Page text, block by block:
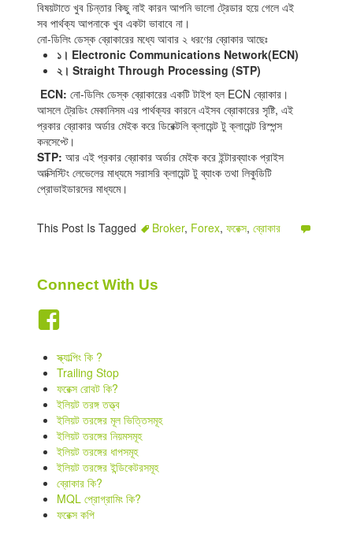
বিষয়টাতে খুব চিন্তার কিছু নাই কারন আপনি ভালো ট্রেডার হয়ে গেলে এই
সব পার্থক্য আপনাকে খুব একটা ভাবাবে না।
নো-ডিলিং ডেস্ক ব্রোকারের মধ্যে আবার ২ ধরণের ব্রোকার আছেঃ
১। Electronic Communications Network(ECN)
২।Straight Through Processing (STP)
ECN: নো-ডিলিং ডেস্ক ব্রোকারের একটি টাইপ হল ECN ব্রোকার।
আসলে ট্রেডিং মেকানিসম এর পার্থক্যর কারনে এইসব ব্রোকারের সৃষ্টি, এই
প্রকার ব্রোকার অর্ডার মেইক করে ডিরেক্টলি ক্লায়েন্ট টু ক্লায়েন্ট রিস্পন্স
কনসেপ্টে।
STP: আর এই প্রকার ব্রোকার অর্ডার মেইক করে ইন্টারব্যাংক প্রাইস
আক্সিস্টিং লেভেলের মাধ্যমে সরাসরি ক্লায়েন্ট টু ব্যাংক তথা লিকুডিটি
প্রোভাইডারদের মাধ্যমে।
This Post Is Tagged Broker, Forex,ফরেক্স,ব্রোকার
Connect With Us
স্ক্যাল্পিং কি ?
Trailing Stop
ফরেক্স রোবট কি?
ইলিয়ট তরঙ্গ তত্ত্ব
ইলিয়ট তরঙ্গের মূল ভিত্তিসমূহ
ইলিয়ট তরঙ্গের নিয়মসমূহ
ইলিয়ট তরঙ্গের ধাপসমূহ
ইলিয়ট তরঙ্গের ইন্ডিকেটরসমূহ
ব্রোকার কি?
MQL প্রোগ্রামিং কি?
ফরেক্স কপি